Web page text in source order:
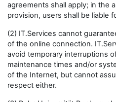
agreements shall apply; in the
provision, users shall be liable
(2) IT.Services cannot
of the online connection.
avoid temporary interruptions
maintenance times and/or
of the Internet, but cannot
respect either.